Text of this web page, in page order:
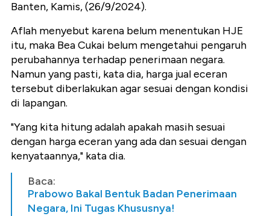
Banten, Kamis, (26/9/2024).
Aflah menyebut karena belum menentukan HJE
itu, maka Bea Cukai belum mengetahui pengaruh
perubahannya terhadap penerimaan negara.
Namun yang pasti, kata dia, harga jual eceran
tersebut diberlakukan agar sesuai dengan kondisi
di lapangan.
"Yang kita hitung adalah apakah masih sesuai
dengan harga eceran yang ada dan sesuai dengan
kenyataannya," kata dia.
Baca:
Prabowo Bakal Bentuk Badan Penerimaan
Negara, Ini Tugas Khususnya!